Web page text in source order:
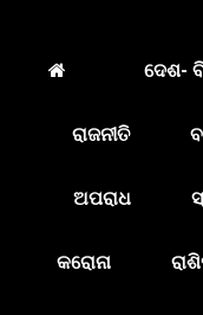
ଦେଶ-
ରାଜନୀତି
ଅପରାଧ
କରୋନା